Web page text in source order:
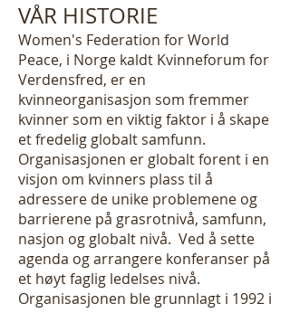
VÅR HISTORIE
Women's Federation for World
Peace, i Norge kaldt Kvinneforum for
Verdensfred, er en
kvinneorganisasjon som fremmer
kvinner som en viktig faktor i å skape
et fredelig globalt samfunn.
Organisasjonen er globalt forent i en
visjon om kvinners plass til å
adressere de unike problemene og
barrierene på grasrotnivå, samfunn,
nasjon og globalt nivå. Ved å sette
agenda og arrangere konferanser på
et høyt faglig ledelses nivå.
Organisasjonen ble grunnlagt i 1992 i